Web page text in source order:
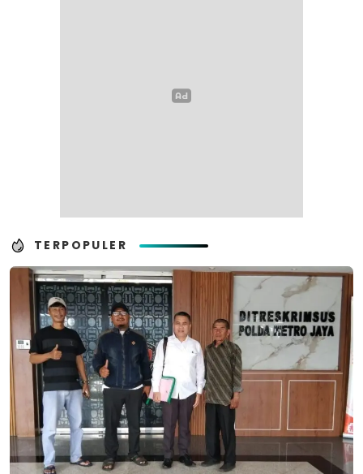
TERPOPULER